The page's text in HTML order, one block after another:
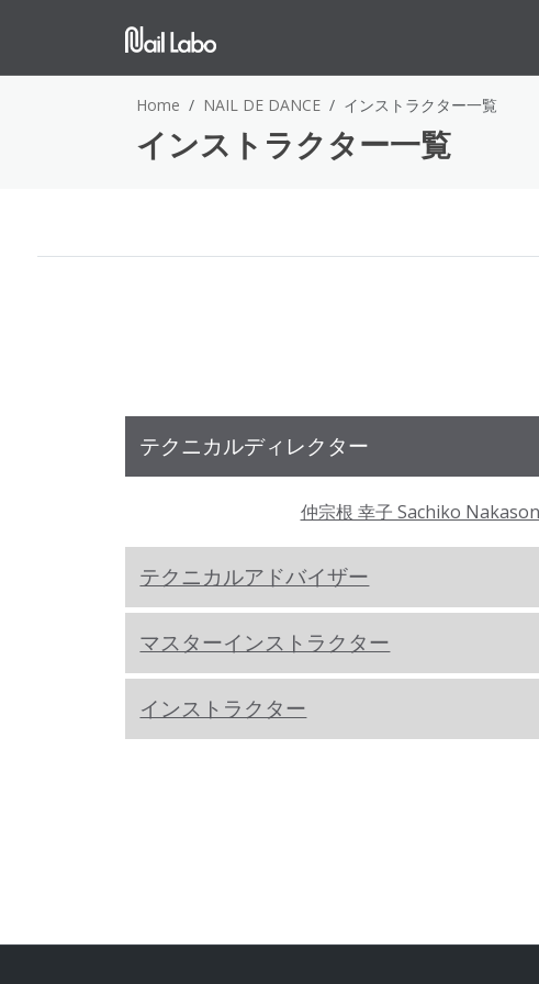
Home NAIL DE DANCE インストラクター一覧
インストラクター一覧
テクニカルディレクター
仲宗根 幸子 Sachiko
テクニカルアドバイザー
マスターインストラクター
インストラクター